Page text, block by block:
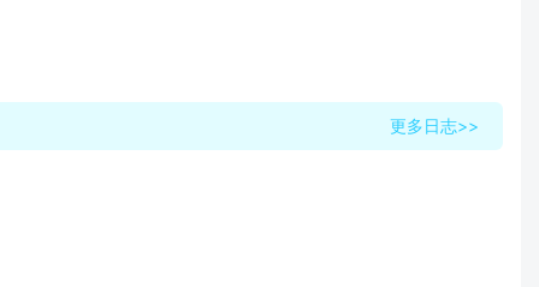
更多日志>>